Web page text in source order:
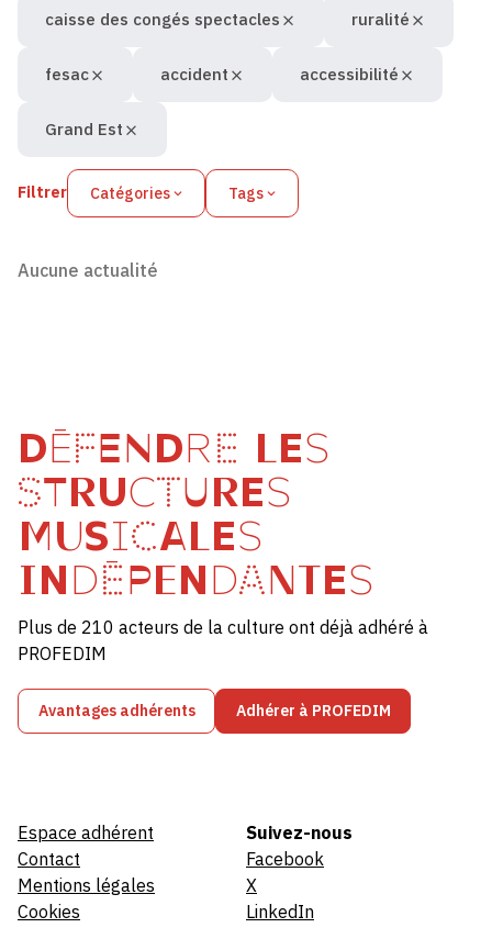
Filtrer Catégories Tags
caisse des congés spectacles ruralité
fesac accident accessibilité
Grand Est
Aucune actualité
DÉFENDRE LES
STRUCTURES
MUSICALES
INDÉPENDANTES
Plus de 210 acteurs de la culture ont déjà adhéré à
PROFEDIM
Avantages adhérents Adhérer à PROFEDIM
Espace adhérent
Contact
Mentions légales
Cookies
Suivez-nous
Facebook
X
LinkedIn